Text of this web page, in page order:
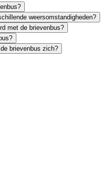
weersomstandigheden?
met de brievenbus?
brievenbus zich?